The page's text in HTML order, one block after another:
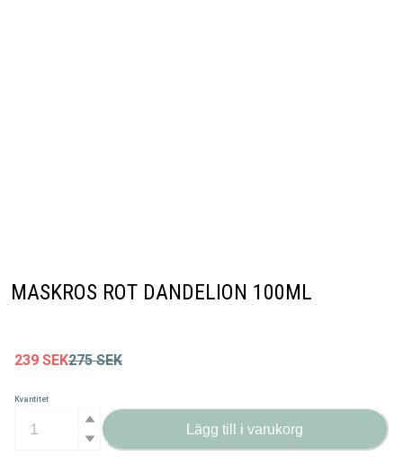
MASKROS ROT DANDELION 100ML
239 SEK275 SEK
Kvantitet
Lägg till i varukorg